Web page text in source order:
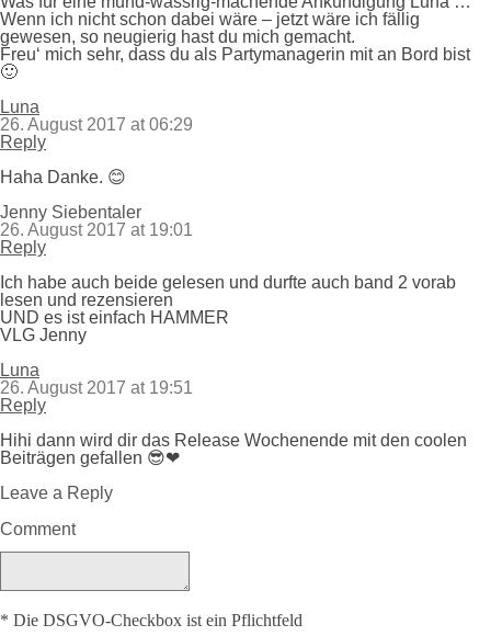
Wenn ich nicht schon dabei wäre – jetzt wäre ich fällig
gewesen, so neugierig hast du mich gemacht.
Freu‘ mich sehr, dass du als Partymanagerin mit an Bord bist
🙂
Luna
26. August 2017 at 06:29
Reply
Haha Danke. 😊
Jenny Siebentaler
26. August 2017 at 19:01
Reply
Ich habe auch beide gelesen und durfte auch band 2 vorab
lesen und rezensieren
UND es ist einfach HAMMER
VLG Jenny
Luna
26. August 2017 at 19:51
Reply
Hihi dann wird dir das Release Wochenende mit den coolen
Beiträgen gefallen 😎❤
Leave a Reply
Comment
* Die DSGVO-Checkbox ist ein Pflichtfeld